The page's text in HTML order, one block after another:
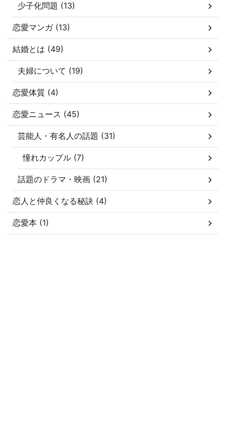
少子化問題 (13)
恋愛マンガ (13)
結婚とは (49)
夫婦について (19)
恋愛体質 (4)
恋愛ニュース (45)
芸能人・有名人の話題 (31)
憧れカップル (7)
話題のドラマ・映画 (21)
恋人と仲良くなる秘訣 (4)
恋愛本 (1)